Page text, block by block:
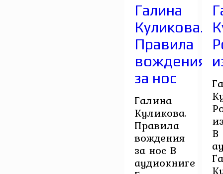
Галина
Куликова.
Правила
вождения
за нос
Галина
Куликова.
Правила
вождения
за нос В
аудиокниге
В